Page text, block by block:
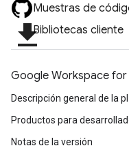
Muestras de
file_downloadBibliotecas cliente
Google Workspace for
Descripción general de la
Productos para
Notas de la versión